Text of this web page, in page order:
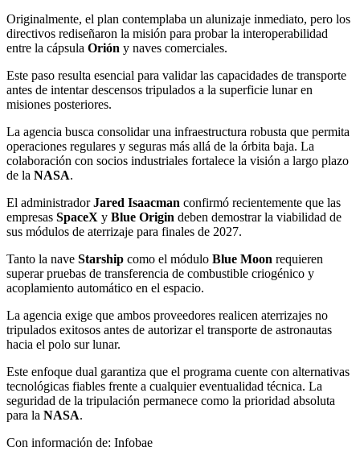
Originalmente, el plan contemplaba un alunizaje inmediato, pero los
directivos rediseñaron la misión para probar la interoperabilidad
entre la cápsula Orión y naves comerciales.
Este paso resulta esencial para validar las capacidades de transporte
antes de intentar descensos tripulados a la superficie lunar en
misiones posteriores.
La agencia busca consolidar una infraestructura robusta que permita
operaciones regulares y seguras más allá de la órbita baja. La
colaboración con socios industriales fortalece la visión a largo plazo
de la NASA.
El administradorJared Isaacman confirmó recientemente que las
empresas SpaceX y Blue Origin deben demostrar la viabilidad de
sus módulos de aterrizaje para finales de 2027.
Tanto la nave Starship como el módulo Blue Moon requieren
superar pruebas de transferencia de combustible criogénico y
acoplamiento automático en el espacio.
La agencia exige que ambos proveedores realicen aterrizajes no
tripulados exitosos antes de autorizar el transporte de astronautas
hacia el polo sur lunar.
Este enfoque dual garantiza que el programa cuente con alternativas
tecnológicas fiables frente a cualquier eventualidad técnica. La
seguridad de la tripulación permanece como la prioridad absoluta
para la NASA.
Con información de: Infobae